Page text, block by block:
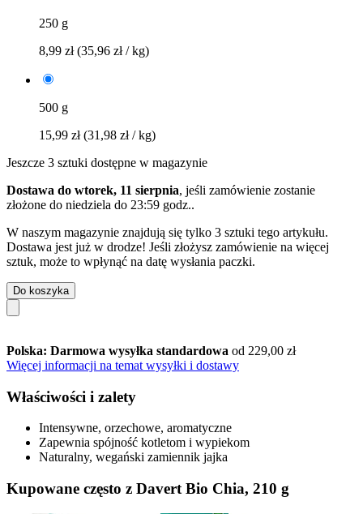
250 g
8,99 zł(35,96 zł / kg)
500 g
15,99 zł(31,98 zł / kg)
Jeszcze 3 sztuki dostępne w magazynie
Dostawa do wtorek, 11 sierpnia, jeśli zamówienie zostanie
złożone do niedziela do 23:59 godz..
W naszym magazynie znajdują się tylko 3 sztuki tego artykułu.
Dostawa jest już w drodze! Jeśli złożysz zamówienie na więcej
sztuk, może to wpłynąć na datę wysłania paczki.
Do koszyka
Polska: Darmowa wysyłka standardowa od 229,00 zł
Więcej informacji na temat wysyłki i dostawy
Właściwości i zalety
Intensywne, orzechowe, aromatyczne
Zapewnia spójność kotletom i wypiekom
Naturalny, wegański zamiennik jajka
Kupowane często z Davert Bio Chia, 210 g